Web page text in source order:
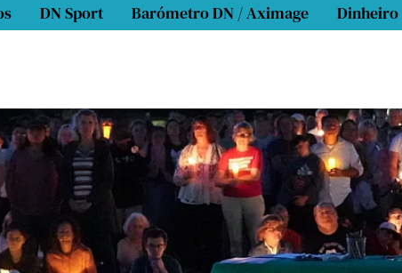
DN Sport Barómetro DN / Aximage Dinheiro